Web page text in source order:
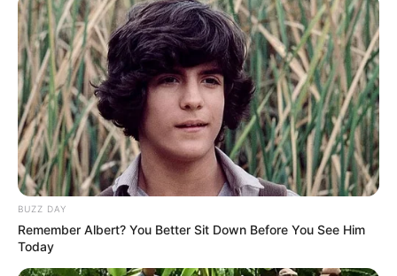
BUZZ DAY
Remember Albert? You Better Sit Down Before You See Him
Today